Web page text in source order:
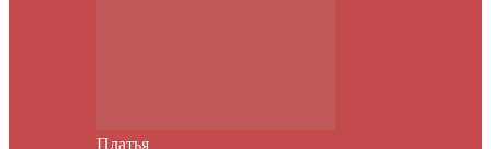
Платья